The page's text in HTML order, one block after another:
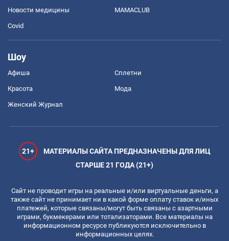
Новости медицины MAMACLUB
Covid
Шоу
Афиша Сплетни
Красота Мода
Женский Журнал
21+
МАТЕРИАЛЫ САЙТА ПРЕДНАЗНАЧЕНЫ ДЛЯ ЛИЦ
СТАРШЕ 21 ГОДА (21+)
Сайт не проводит игры на реальные и/или виртуальные деньги, а
также сайт не принимает ни в какой форме оплату ставок и/иных
платежей, которые связаны/могут быть связаны с азартными
играми, букмекерами или тотализаторами. Все материалы на
информационном ресурсе публикуются исключительно в
информационных целях.